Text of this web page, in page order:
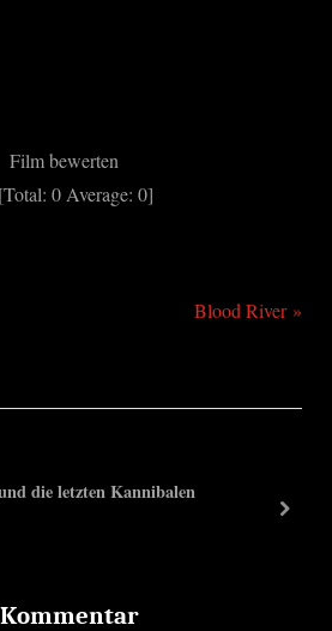
Film bewerten
[Total: 0 Average: 0]
N
t
Blood River
die letzten Kannibalen
next